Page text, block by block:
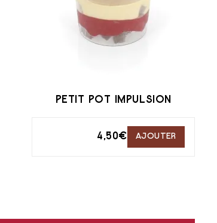
PETIT POT IMPULSION
4,50€ AJOUTER